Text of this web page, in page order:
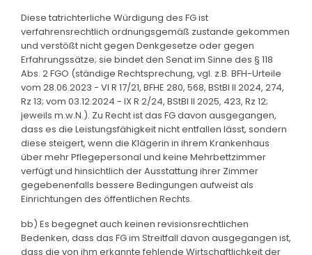
Diese tatrichterliche Würdigung des FG ist
verfahrensrechtlich ordnungsgemäß zustande gekommen
und verstößt nicht gegen Denkgesetze oder gegen
Erfahrungssätze; sie bindet den Senat im Sinne des § 118
Abs. 2 FGO (ständige Rechtsprechung, vgl. z.B. BFH-Urteile
vom 28.06.2023 - VI R 17/21, BFHE 280, 568, BStBl II 2024, 274,
Rz 13; vom 03.12.2024 - IX R 2/24, BStBl II 2025, 423, Rz 12;
jeweils m.w.N.). Zu Recht ist das FG davon ausgegangen,
dass es die Leistungsfähigkeit nicht entfallen lässt, sondern
diese steigert, wenn die Klägerin in ihrem Krankenhaus
über mehr Pflegepersonal und keine Mehrbettzimmer
verfügt und hinsichtlich der Ausstattung ihrer Zimmer
gegebenenfalls bessere Bedingungen aufweist als
Einrichtungen des öffentlichen Rechts.
bb) Es begegnet auch keinen revisionsrechtlichen
Bedenken, dass das FG im Streitfall davon ausgegangen ist,
dass die von ihm erkannte fehlende Wirtschaftlichkeit der